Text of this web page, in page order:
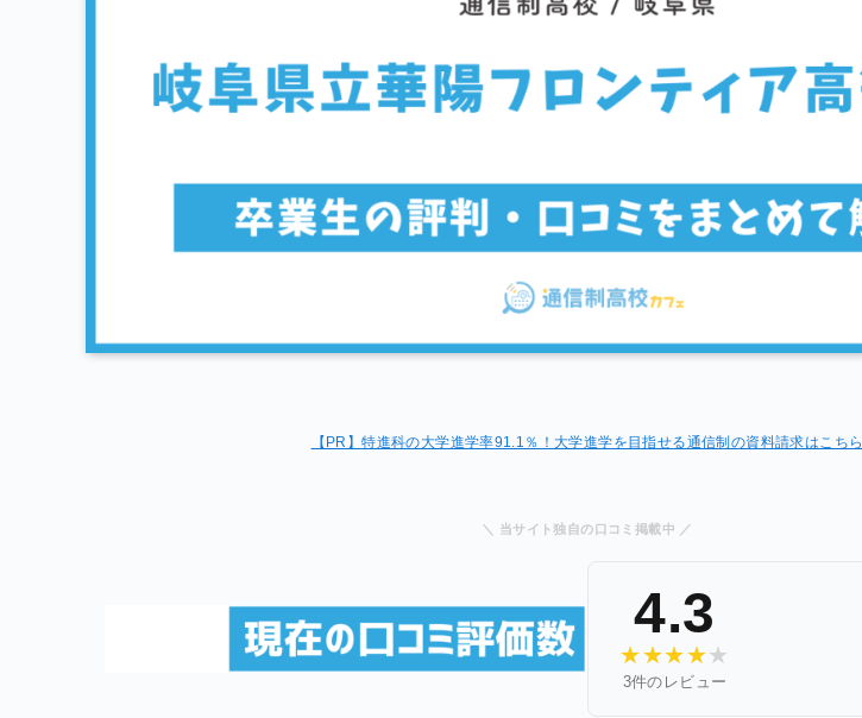
【PR】特進科の大学進学率91.1％！大学進学を目指せる通信制の資料請求はこちら
＼ 当サイト独自の口コミ掲載中 ／
4.3
★★★★★
3件のレビュー